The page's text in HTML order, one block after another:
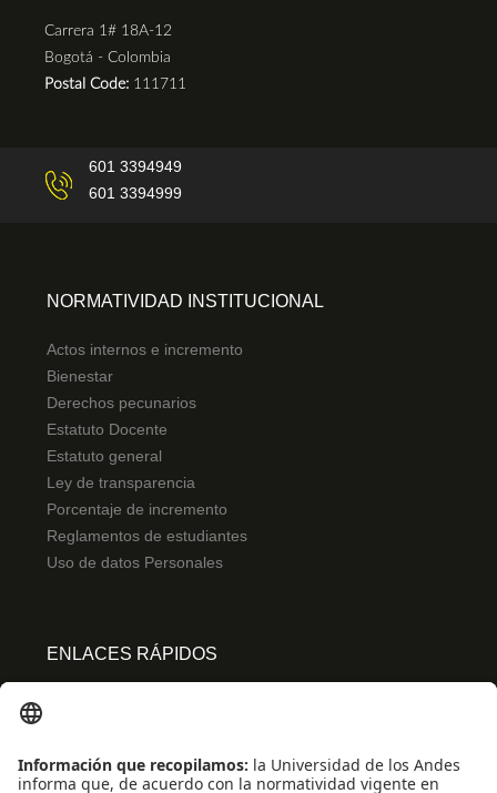
Carrera 1# 18A-12
Bogotá - Colombia
Postal Code: 111711
601 3394949
601 3394999
NORMATIVIDAD INSTITUCIONAL
Actos internos e incremento
Bienestar
Derechos pecunarios
Estatuto Docente
Estatuto general
Ley de transparencia
Porcentaje de incremento
Reglamentos de estudiantes
Uso de datos Personales
ENLACES RÁPIDOS
Convivencia y transparencia
Emergencias: Extensión 0000